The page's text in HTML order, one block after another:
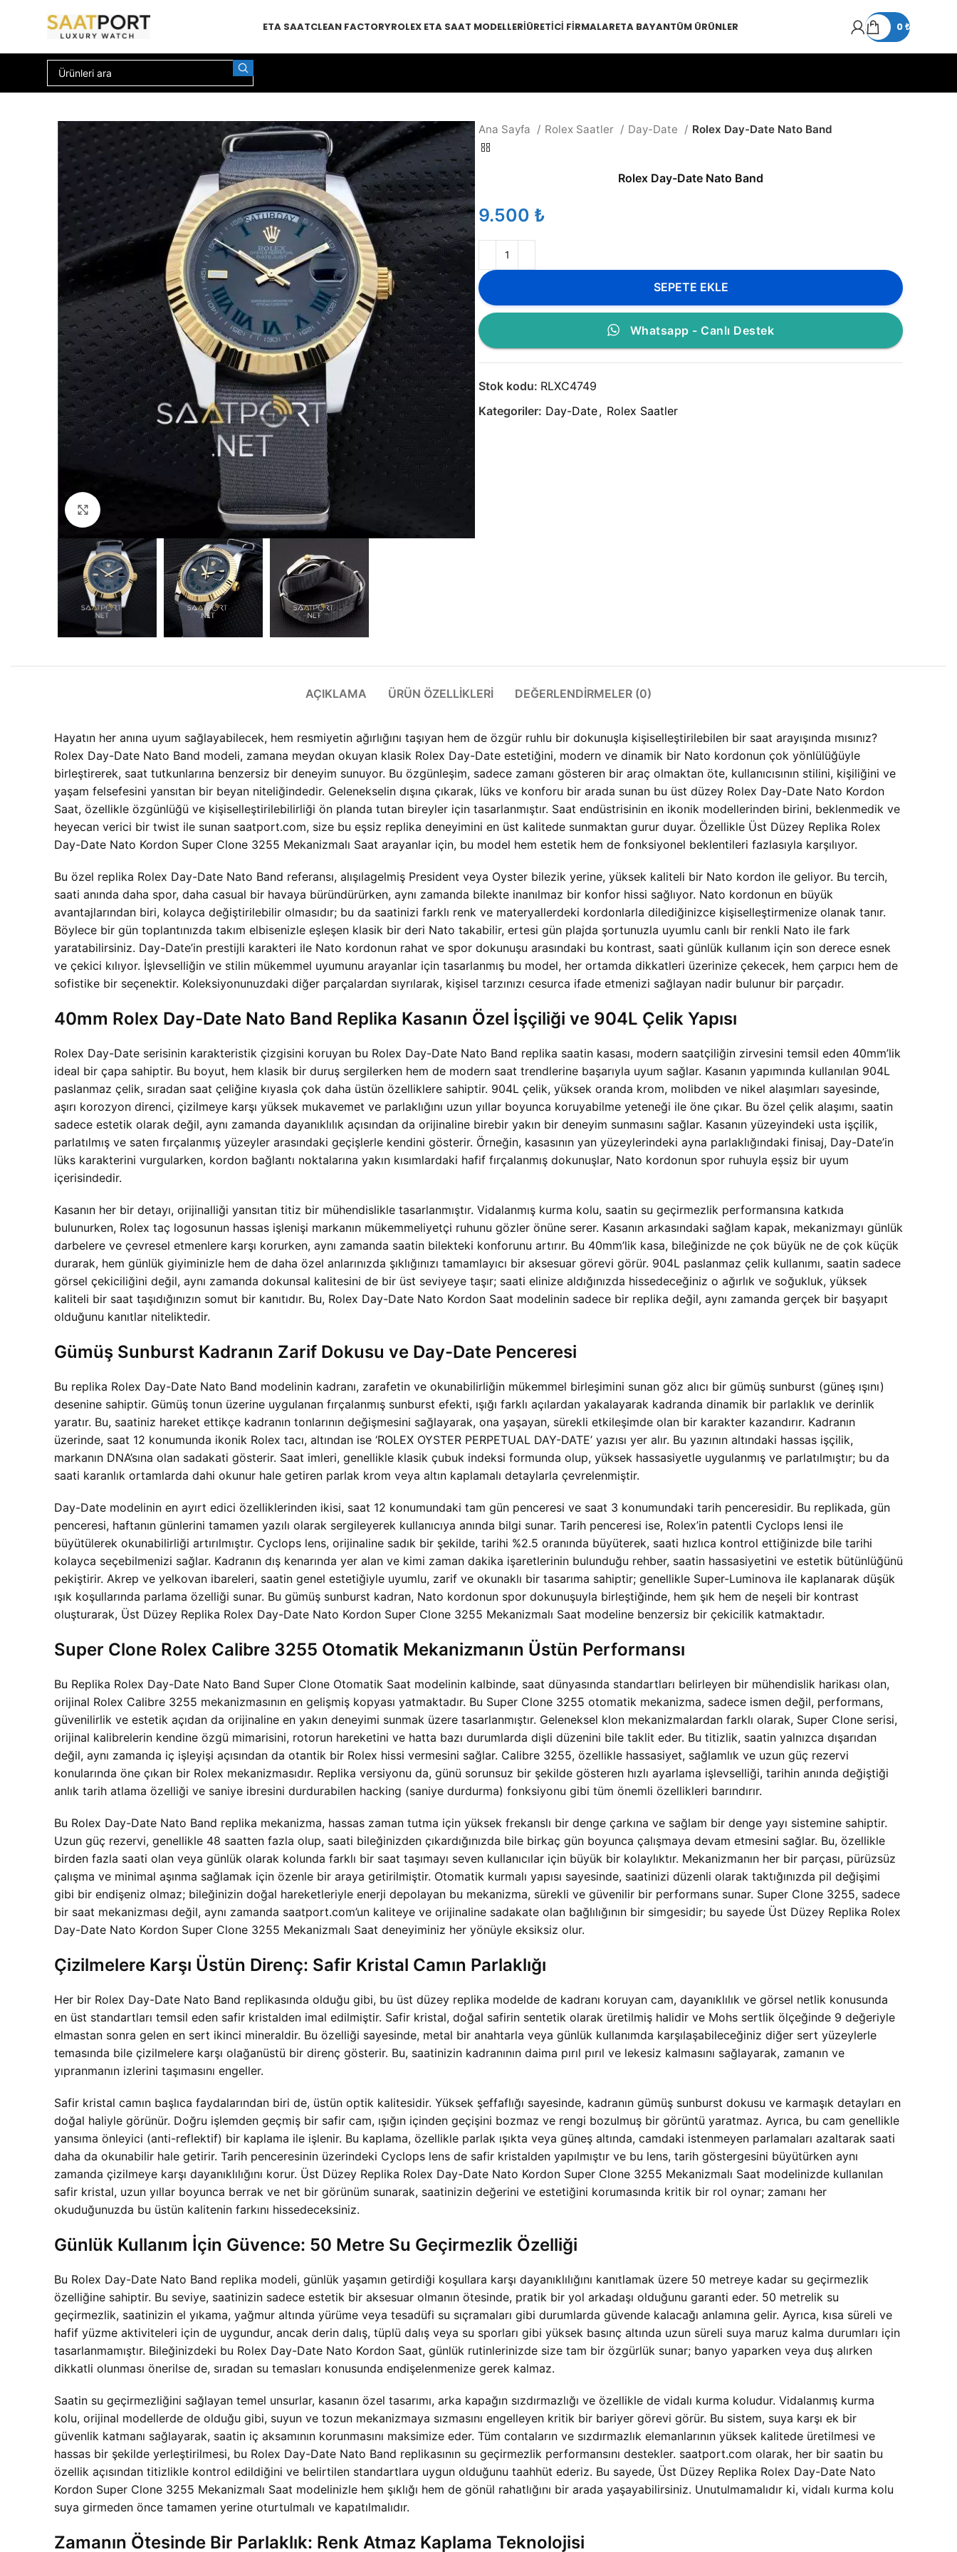
ETA SAATCLEAN FACTORYROLEX ETA SAAT MODELLERIÜRETICI FIRMALARETA BAYANTÜM ÜRÜNLER 0₺
Ana Sayfa Rolex Saatler Day-Date Rolex Day-Date Nato Band
Rolex Day-Date Nato Band
₺
SEPETE EKLE
Whatsapp - Canlı Destek
Stok kodu: RLXC4749
Kategoriler: Day-Date, Rolex Saatler
AÇIKLAMA ÜRÜN ÖZELLIKLERI DEĞERLENDIRMELER (0)
Hayatın her anına uyum sağlayabilecek, hem resmiyetin ağırlığını taşıyan hem de özgür ruhlu bir dokunuşla kişiselleştirilebilen bir saat arayışında mısınız?
Rolex Day-Date Nato Band modeli, zamana meydan okuyan klasik Rolex Day-Date estetiğini, modern ve dinamik bir Nato kordonun çok yönlülüğüyle
birleştirerek, saat tutkunlarına benzersiz bir deneyim sunuyor. Bu özgünleşim, sadece zamanı gösteren bir araç olmaktan öte, kullanıcısının stilini, kişiliğini ve
yaşam felsefesini yansıtan bir beyan niteliğindedir. Gelenekselin dışına çıkarak, lüks ve konforu bir arada sunan bu üst düzey Rolex Day-Date Nato Kordon
Saat, özellikle özgünlüğü ve kişiselleştirilebilirliği ön planda tutan bireyler için tasarlanmıştır. Saat endüstrisinin en ikonik modellerinden birini, beklenmedik ve
heyecan verici bir twist ile sunan saatport.com, size bu eşsiz replika deneyimini en üst kalitede sunmaktan gurur duyar. Özellikle Üst Düzey Replika Rolex
Day-Date Nato Kordon Super Clone 3255 Mekanizmalı Saat arayanlar için, bu model hem estetik hem de fonksiyonel beklentileri fazlasıyla karşılıyor.
Bu özel replika Rolex Day-Date Nato Band referansı, alışılagelmiş President veya Oyster bilezik yerine, yüksek kaliteli bir Nato kordon ile geliyor. Bu tercih,
saati anında daha spor, daha casual bir havaya büründürürken, aynı zamanda bilekte inanılmaz bir konfor hissi sağlıyor. Nato kordonun en büyük
avantajlarından biri, kolayca değiştirilebilir olmasıdır; bu da saatinizi farklı renk ve materyallerdeki kordonlarla dilediğinizce kişiselleştirmenize olanak tanır.
Böylece bir gün toplantınızda takım elbisenizle eşleşen klasik bir deri Nato takabilir, ertesi gün plajda şortunuzla uyumlu canlı bir renkli Nato ile fark
yaratabilirsiniz. Day-Date’in prestijli karakteri ile Nato kordonun rahat ve spor dokunuşu arasındaki bu kontrast, saati günlük kullanım için son derece esnek
ve çekici kılıyor. İşlevselliğin ve stilin mükemmel uyumunu arayanlar için tasarlanmış bu model, her ortamda dikkatleri üzerinize çekecek, hem çarpıcı hem de
sofistike bir seçenektir. Koleksiyonunuzdaki diğer parçalardan sıyrılarak, kişisel tarzınızı cesurca ifade etmenizi sağlayan nadir bulunur bir parçadır.
40mm Rolex Day-Date Nato Band Replika Kasanın Özel İşçiliği ve 904L Çelik Yapısı
Rolex Day-Date serisinin karakteristik çizgisini koruyan bu Rolex Day-Date Nato Band replika saatin kasası, modern saatçiliğin zirvesini temsil eden 40mm’lik
ideal bir çapa sahiptir. Bu boyut, hem klasik bir duruş sergilerken hem de modern saat trendlerine başarıyla uyum sağlar. Kasanın yapımında kullanılan 904L
paslanmaz çelik, sıradan saat çeliğine kıyasla çok daha üstün özelliklere sahiptir. 904L çelik, yüksek oranda krom, molibden ve nikel alaşımları sayesinde,
aşırı korozyon direnci, çizilmeye karşı yüksek mukavemet ve parlaklığını uzun yıllar boyunca koruyabilme yeteneği ile öne çıkar. Bu özel çelik alaşımı, saatin
sadece estetik olarak değil, aynı zamanda dayanıklılık açısından da orijinaline birebir yakın bir deneyim sunmasını sağlar. Kasanın yüzeyindeki usta işçilik,
parlatılmış ve saten fırçalanmış yüzeyler arasındaki geçişlerle kendini gösterir. Örneğin, kasasının yan yüzeylerindeki ayna parlaklığındaki finisaj, Day-Date’in
lüks karakterini vurgularken, kordon bağlantı noktalarına yakın kısımlardaki hafif fırçalanmış dokunuşlar, Nato kordonun spor ruhuyla eşsiz bir uyum
içerisindedir.
Kasanın her bir detayı, orijinalliği yansıtan titiz bir mühendislikle tasarlanmıştır. Vidalanmış kurma kolu, saatin su geçirmezlik performansına katkıda
bulunurken, Rolex taç logosunun hassas işlenişi markanın mükemmeliyetçi ruhunu gözler önüne serer. Kasanın arkasındaki sağlam kapak, mekanizmayı günlük
darbelere ve çevresel etmenlere karşı korurken, aynı zamanda saatin bilekteki konforunu artırır. Bu 40mm’lik kasa, bileğinizde ne çok büyük ne de çok küçük
durarak, hem günlük giyiminizle hem de daha özel anlarınızda şıklığınızı tamamlayıcı bir aksesuar görevi görür. 904L paslanmaz çelik kullanımı, saatin sadece
görsel çekiciliğini değil, aynı zamanda dokunsal kalitesini de bir üst seviyeye taşır; saati elinize aldığınızda hissedeceğiniz o ağırlık ve soğukluk, yüksek
kaliteli bir saat taşıdığınızın somut bir kanıtıdır. Bu, Rolex Day-Date Nato Kordon Saat modelinin sadece bir replika değil, aynı zamanda gerçek bir başyapıt
olduğunu kanıtlar niteliktedir.
Gümüş Sunburst Kadranın Zarif Dokusu ve Day-Date Penceresi
Bu replika Rolex Day-Date Nato Band modelinin kadranı, zarafetin ve okunabilirliğin mükemmel birleşimini sunan göz alıcı bir gümüş sunburst (güneş ışını)
desenine sahiptir. Gümüş tonun üzerine uygulanan fırçalanmış sunburst efekti, ışığı farklı açılardan yakalayarak kadranda dinamik bir parlaklık ve derinlik
yaratır. Bu, saatiniz hareket ettikçe kadranın tonlarının değişmesini sağlayarak, ona yaşayan, sürekli etkileşimde olan bir karakter kazandırır. Kadranın
üzerinde, saat 12 konumunda ikonik Rolex tacı, altından ise ‘ROLEX OYSTER PERPETUAL DAY-DATE’ yazısı yer alır. Bu yazının altındaki hassas işçilik,
markanın DNA’sına olan sadakati gösterir. Saat imleri, genellikle klasik çubuk indeksi formunda olup, yüksek hassasiyetle uygulanmış ve parlatılmıştır; bu da
saati karanlık ortamlarda dahi okunur hale getiren parlak krom veya altın kaplamalı detaylarla çevrelenmiştir.
Day-Date modelinin en ayırt edici özelliklerinden ikisi, saat 12 konumundaki tam gün penceresi ve saat 3 konumundaki tarih penceresidir. Bu replikada, gün
penceresi, haftanın günlerini tamamen yazılı olarak sergileyerek kullanıcıya anında bilgi sunar. Tarih penceresi ise, Rolex’in patentli Cyclops lensi ile
büyütülerek okunabilirliği artırılmıştır. Cyclops lens, orijinaline sadık bir şekilde, tarihi %2.5 oranında büyüterek, saati hızlıca kontrol ettiğinizde bile tarihi
kolayca seçebilmenizi sağlar. Kadranın dış kenarında yer alan ve kimi zaman dakika işaretlerinin bulunduğu rehber, saatin hassasiyetini ve estetik bütünlüğünü
pekiştirir. Akrep ve yelkovan ibareleri, saatin genel estetiğiyle uyumlu, zarif ve okunaklı bir tasarıma sahiptir; genellikle Super-Luminova ile kaplanarak düşük
ışık koşullarında parlama özelliği sunar. Bu gümüş sunburst kadran, Nato kordonun spor dokunuşuyla birleştiğinde, hem şık hem de neşeli bir kontrast
oluşturarak, Üst Düzey Replika Rolex Day-Date Nato Kordon Super Clone 3255 Mekanizmalı Saat modeline benzersiz bir çekicilik katmaktadır.
Super Clone Rolex Calibre 3255 Otomatik Mekanizmanın Üstün Performansı
Bu Replika Rolex Day-Date Nato Band Super Clone Otomatik Saat modelinin kalbinde, saat dünyasında standartları belirleyen bir mühendislik harikası olan,
orijinal Rolex Calibre 3255 mekanizmasının en gelişmiş kopyası yatmaktadır. Bu Super Clone 3255 otomatik mekanizma, sadece ismen değil, performans,
güvenilirlik ve estetik açıdan da orijinaline en yakın deneyimi sunmak üzere tasarlanmıştır. Geleneksel klon mekanizmalardan farklı olarak, Super Clone serisi,
orijinal kalibrelerin kendine özgü mimarisini, rotorun hareketini ve hatta bazı durumlarda dişli düzenini bile taklit eder. Bu titizlik, saatin yalnızca dışarıdan
değil, aynı zamanda iç işleyişi açısından da otantik bir Rolex hissi vermesini sağlar. Calibre 3255, özellikle hassasiyet, sağlamlık ve uzun güç rezervi
konularında öne çıkan bir Rolex mekanizmasıdır. Replika versiyonu da, günü sorunsuz bir şekilde gösteren hızlı ayarlama işlevselliği, tarihin anında değiştiği
anlık tarih atlama özelliği ve saniye ibresini durdurabilen hacking (saniye durdurma) fonksiyonu gibi tüm önemli özellikleri barındırır.
Bu Rolex Day-Date Nato Band replika mekanizma, hassas zaman tutma için yüksek frekanslı bir denge çarkına ve sağlam bir denge yayı sistemine sahiptir.
Uzun güç rezervi, genellikle 48 saatten fazla olup, saati bileğinizden çıkardığınızda bile birkaç gün boyunca çalışmaya devam etmesini sağlar. Bu, özellikle
birden fazla saati olan veya günlük olarak kolunda farklı bir saat taşımayı seven kullanıcılar için büyük bir kolaylıktır. Mekanizmanın her bir parçası, pürüzsüz
çalışma ve minimal aşınma sağlamak için özenle bir araya getirilmiştir. Otomatik kurmalı yapısı sayesinde, saatinizi düzenli olarak taktığınızda pil değişimi
gibi bir endişeniz olmaz; bileğinizin doğal hareketleriyle enerji depolayan bu mekanizma, sürekli ve güvenilir bir performans sunar. Super Clone 3255, sadece
bir saat mekanizması değil, aynı zamanda saatport.com’un kaliteye ve orijinaline sadakate olan bağlılığının bir simgesidir; bu sayede Üst Düzey Replika Rolex
Day-Date Nato Kordon Super Clone 3255 Mekanizmalı Saat deneyiminiz her yönüyle eksiksiz olur.
Çizilmelere Karşı Üstün Direnç: Safir Kristal Camın Parlaklığı
Her bir Rolex Day-Date Nato Band replikasında olduğu gibi, bu üst düzey replika modelde de kadranı koruyan cam, dayanıklılık ve görsel netlik konusunda
en üst standartları temsil eden safir kristalden imal edilmiştir. Safir kristal, doğal safirin sentetik olarak üretilmiş halidir ve Mohs sertlik ölçeğinde 9 değeriyle
elmastan sonra gelen en sert ikinci mineraldir. Bu özelliği sayesinde, metal bir anahtarla veya günlük kullanımda karşılaşabileceğiniz diğer sert yüzeylerle
temasında bile çizilmelere karşı olağanüstü bir direnç gösterir. Bu, saatinizin kadranının daima pırıl pırıl ve lekesiz kalmasını sağlayarak, zamanın ve
yıpranmanın izlerini taşımasını engeller.
Safir kristal camın başlıca faydalarından biri de, üstün optik kalitesidir. Yüksek şeffaflığı sayesinde, kadranın gümüş sunburst dokusu ve karmaşık detayları en
doğal haliyle görünür. Doğru işlemden geçmiş bir safir cam, ışığın içinden geçişini bozmaz ve rengi bozulmuş bir görüntü yaratmaz. Ayrıca, bu cam genellikle
yansıma önleyici (anti-reflektif) bir kaplama ile işlenir. Bu kaplama, özellikle parlak ışıkta veya güneş altında, camdaki istenmeyen parlamaları azaltarak saati
daha da okunabilir hale getirir. Tarih penceresinin üzerindeki Cyclops lens de safir kristalden yapılmıştır ve bu lens, tarih göstergesini büyütürken aynı
zamanda çizilmeye karşı dayanıklılığını korur. Üst Düzey Replika Rolex Day-Date Nato Kordon Super Clone 3255 Mekanizmalı Saat modelinizde kullanılan
safir kristal, uzun yıllar boyunca berrak ve net bir görünüm sunarak, saatinizin değerini ve estetiğini korumasında kritik bir rol oynar; zamanı her
okuduğunuzda bu üstün kalitenin farkını hissedeceksiniz.
Günlük Kullanım İçin Güvence: 50 Metre Su Geçirmezlik Özelliği
Bu Rolex Day-Date Nato Band replika modeli, günlük yaşamın getirdiği koşullara karşı dayanıklılığını kanıtlamak üzere 50 metreye kadar su geçirmezlik
özelliğine sahiptir. Bu seviye, saatinizin sadece estetik bir aksesuar olmanın ötesinde, pratik bir yol arkadaşı olduğunu garanti eder. 50 metrelik su
geçirmezlik, saatinizin el yıkama, yağmur altında yürüme veya tesadüfi su sıçramaları gibi durumlarda güvende kalacağı anlamına gelir. Ayrıca, kısa süreli ve
hafif yüzme aktiviteleri için de uygundur, ancak derin dalış, tüplü dalış veya su sporları gibi yüksek basınç altında uzun süreli suya maruz kalma durumları için
tasarlanmamıştır. Bileğinizdeki bu Rolex Day-Date Nato Kordon Saat, günlük rutinlerinizde size tam bir özgürlük sunar; banyo yaparken veya duş alırken
dikkatli olunması önerilse de, sıradan su temasları konusunda endişelenmenize gerek kalmaz.
Saatin su geçirmezliğini sağlayan temel unsurlar, kasanın özel tasarımı, arka kapağın sızdırmazlığı ve özellikle de vidalı kurma koludur. Vidalanmış kurma
kolu, orijinal modellerde de olduğu gibi, suyun ve tozun mekanizmaya sızmasını engelleyen kritik bir bariyer görevi görür. Bu sistem, suya karşı ek bir
güvenlik katmanı sağlayarak, saatin iç aksamının korunmasını maksimize eder. Tüm contaların ve sızdırmazlık elemanlarının yüksek kalitede üretilmesi ve
hassas bir şekilde yerleştirilmesi, bu Rolex Day-Date Nato Band replikasının su geçirmezlik performansını destekler. saatport.com olarak, her bir saatin bu
özellik açısından titizlikle kontrol edildiğini ve belirtilen standartlara uygun olduğunu taahhüt ederiz. Bu sayede, Üst Düzey Replika Rolex Day-Date Nato
Kordon Super Clone 3255 Mekanizmalı Saat modelinizle hem şıklığı hem de gönül rahatlığını bir arada yaşayabilirsiniz. Unutulmamalıdır ki, vidalı kurma kolu
suya girmeden önce tamamen yerine oturtulmalı ve kapatılmalıdır.
Zamanın Ötesinde Bir Parlaklık: Renk Atmaz Kaplama Teknolojisi